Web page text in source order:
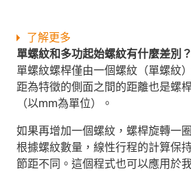
單螺紋和多功起始螺紋有什麼差別？
單螺紋螺桿僅由一個螺紋（單螺紋
距為特徵的側面之間的距離也是螺
（以mm為單位）。
如果再增加一個螺紋，螺桿旋轉一
根據螺紋數量，線性行程的計算保
節距不同。這個程式也可以應用於
了解更多